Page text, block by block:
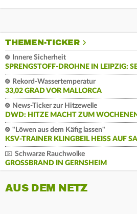
THEMEN-TICKER
Innere Sicherheit
SPRENGSTOFF-DROHNE IN LEIPZIG:
Rekord-Wassertemperatur
33,02 GRAD VOR MALLORCA
News-Ticker zur Hitzewelle
DWD: HITZE MACHT ZUM
"Löwen aus dem Käfig lassen"
KSV-TRAINER KLINGBEIL HEISS AUF
Schwarze Rauchwolke
GROSSBRAND IN GERNSHEIM
AUS DEM NETZ